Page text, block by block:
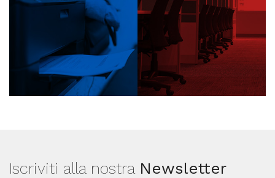
Iscriviti alla nostra Newsletter